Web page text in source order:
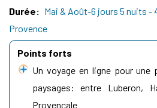
Durée
Mai & Août-6 jours 5 nuits -
Provence
Points forts
Un voyage en ligne pour une
paysages: entre Luberon,
Provençale